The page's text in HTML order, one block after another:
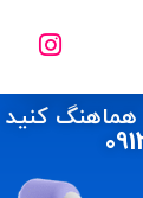
هماهنگ کنید